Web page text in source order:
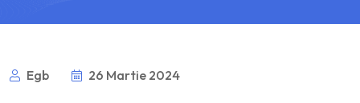
Egb 26 Martie 2024